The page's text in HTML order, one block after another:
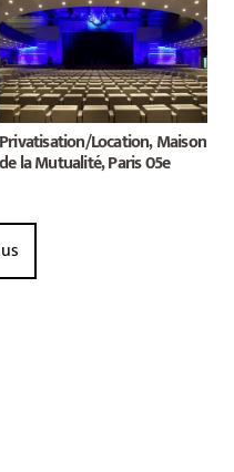
Privatisation/Location, Maison
de la Mutualité, Paris 05e